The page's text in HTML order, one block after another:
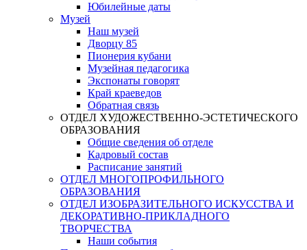
Юбилейные даты
Музей
Наш музей
Дворцу 85
Пионерия кубани
Музейная педагогика
Экспонаты говорят
Край краеведов
Обратная связь
ОТДЕЛ ХУДОЖЕСТВЕННО-ЭСТЕТИЧЕСКОГО
ОБРАЗОВАНИЯ
Общие сведения об отделе
Кадровый состав
Расписание занятий
ОТДЕЛ МНОГОПРОФИЛЬНОГО
ОБРАЗОВАНИЯ
ОТДЕЛ ИЗОБРАЗИТЕЛЬНОГО ИСКУССТВА И
ДЕКОРАТИВНО-ПРИКЛАДНОГО
ТВОРЧЕСТВА
Наши события